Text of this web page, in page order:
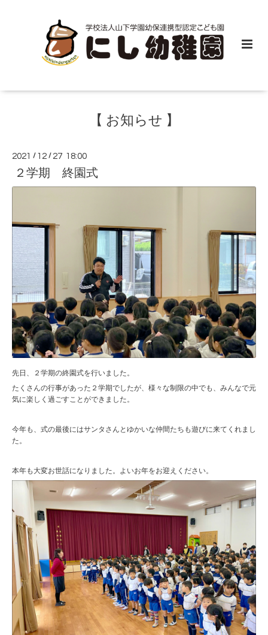
【 お知らせ 】
2021 / 12 / 27 18:00
２学期 終園式
先日、２学期の終園式を行いました。
たくさんの行事があった２学期でしたが、様々な制限の中でも、みんなで元
気に楽しく過ごすことができました。
今年も、式の最後にはサンタさんとゆかいな仲間たちも遊びに来てくれまし
た。
本年も大変お世話になりました。よいお年をお迎えください。